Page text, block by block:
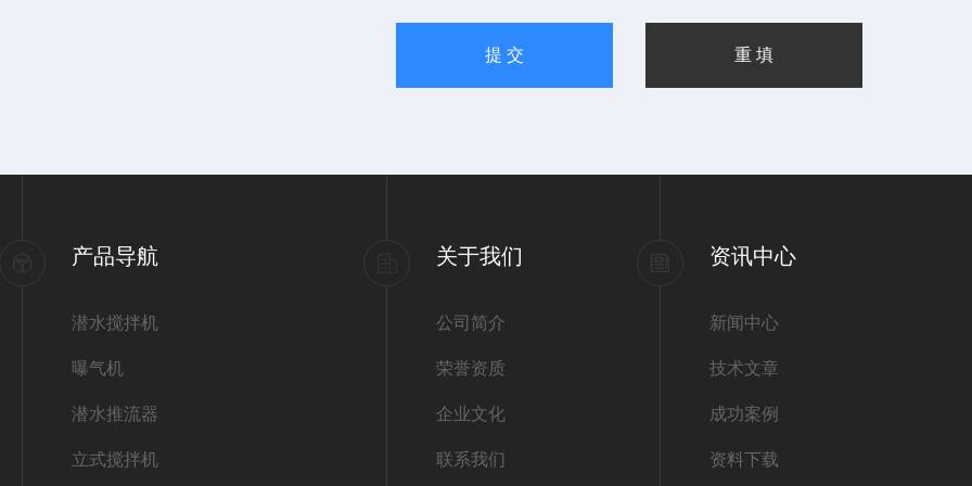
产品导航
潜水搅拌机
曝气机
潜水推流器
立式搅拌机
关于我们
公司简介
荣誉资质
企业文化
联系我们
资讯中心
新闻中心
技术文章
成功案例
资料下载